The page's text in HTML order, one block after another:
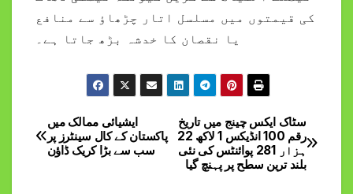
کی قیمتوں میں مسلسل اتار چڑھاؤ سے منافع
یا نقصان کا خدشہ بڑھ جاتا ہے۔
Post
navigation
سٹاک ایکس چینج میں تاریخ
رقم 100 انڈیکس 1 لاکھ 22
ہزار 281 پوائنٹس کی نئی
بلند ترین سطح پر پہنچ گیا
ایشیائی ممالک میں
پاکستان کے کال سینٹرز پر
سب سے بڑا کریک ڈاؤن